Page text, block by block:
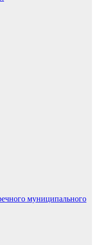
муниципального